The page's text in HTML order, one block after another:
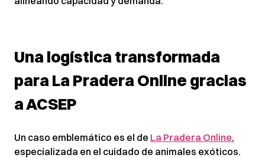
Una logística transformada
para La Pradera Online gracias
a ACSEP
Un caso emblemático es el de La Pradera Online,
especializada en el cuidado de animales exóticos.